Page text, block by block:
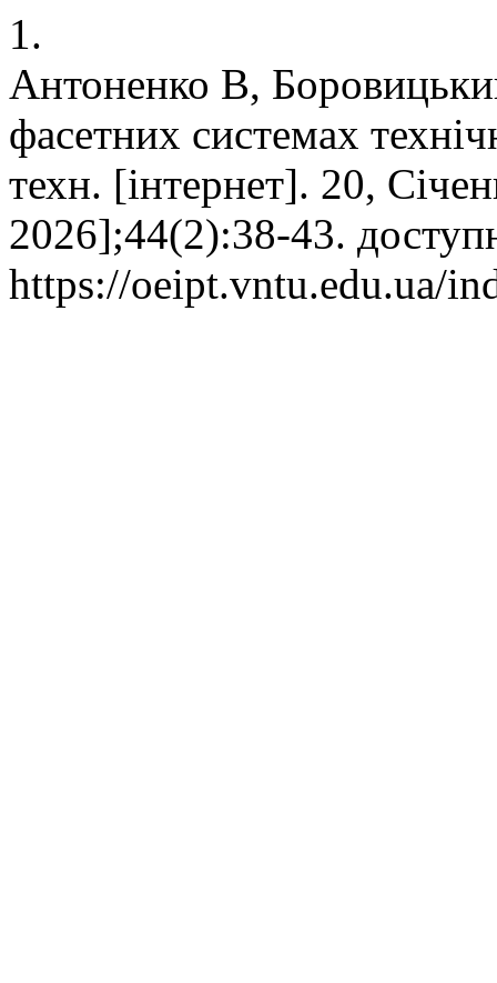
1.
Антоненко В,
фасетних системах
техн. [інтернет]. 20,
2026];44(2):38-43.
https://oeipt.vntu.edu.ua/